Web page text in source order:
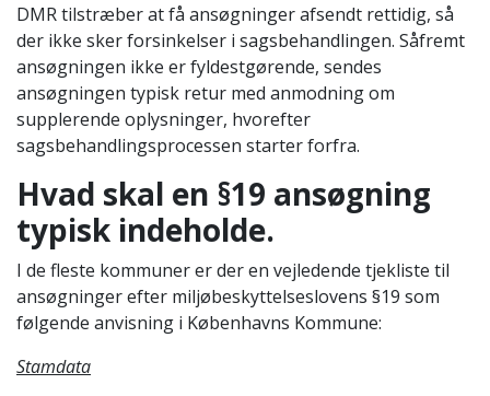
DMR tilstræber at få ansøgninger afsendt rettidig, så
der ikke sker forsinkelser i sagsbehandlingen. Såfremt
ansøgningen ikke er fyldestgørende, sendes
ansøgningen typisk retur med anmodning om
supplerende oplysninger, hvorefter
sagsbehandlingsprocessen starter forfra.
Hvad skal en §19 ansøgning
typisk indeholde.
I de fleste kommuner er der en vejledende tjekliste til
ansøgninger efter miljøbeskyttelseslovens §19 som
følgende anvisning i Københavns Kommune:
Stamdata